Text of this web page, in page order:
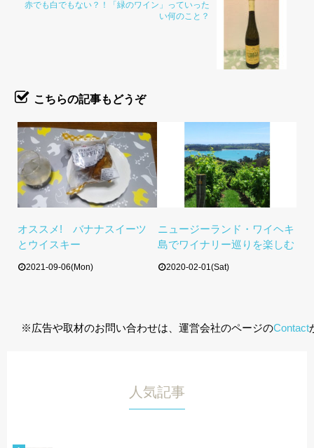
赤でも白でもない？！「緑のワイン」っていった
い何のこと？
こちらの記事もどうぞ
オススメ! バナナスイーツ
とウイスキー
2021-09-06(Mon)
ニュージーランド・ワイヘキ
島でワイナリー巡りを楽しむ
2020-02-01(Sat)
※広告や取材のお問い合わせは、運営会社のページのContact
人気記事